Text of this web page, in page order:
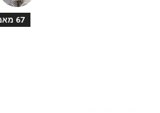
67 מאמרים